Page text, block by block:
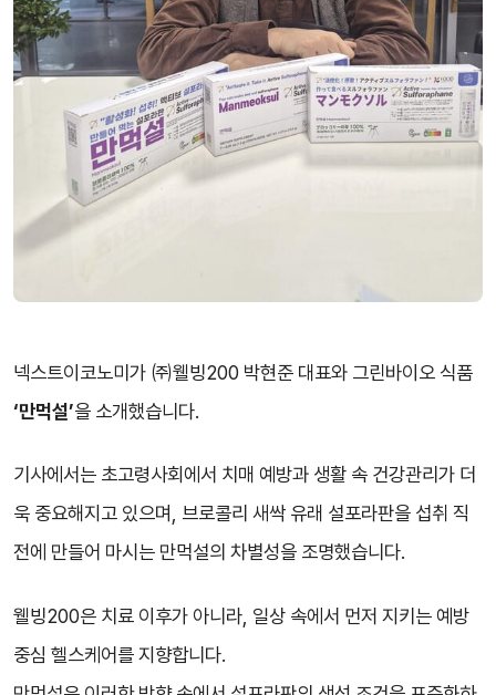
넥스트이코노미가 ㈜웰빙200 박현준 대표와 그린바이오 식품
‘만먹설’을 소개했습니다.
기사에서는 초고령사회에서 치매 예방과 생활 속 건강관리가 더
욱 중요해지고 있으며, 브로콜리 새싹 유래 설포라판을 섭취 직
전에 만들어 마시는 만먹설의 차별성을 조명했습니다.
웰빙200은 치료 이후가 아니라, 일상 속에서 먼저 지키는 예방
중심 헬스케어를 지향합니다.